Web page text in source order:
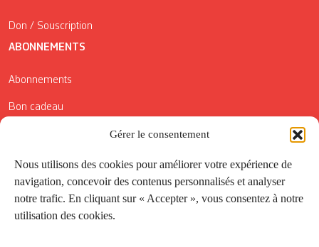
Gérer le consentement
Nous utilisons des cookies pour améliorer votre expérience de
navigation, concevoir des contenus personnalisés et analyser
notre trafic. En cliquant sur « Accepter », vous consentez à notre
utilisation des cookies.
Don / Souscription
ABONNEMENTS
Abonnements
Bon cadeau
Conditions générales de vente
Réductions de la Carte Côté Courrier
Application